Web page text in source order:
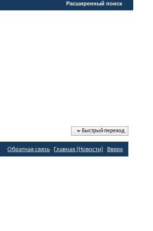
Расширенный поиск
Быстрый переход
Обратная связь Главная (Новости) Вверх